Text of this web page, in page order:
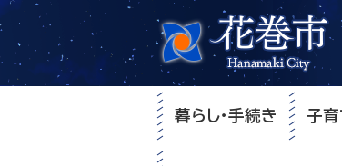
暮らし・手続き 子育